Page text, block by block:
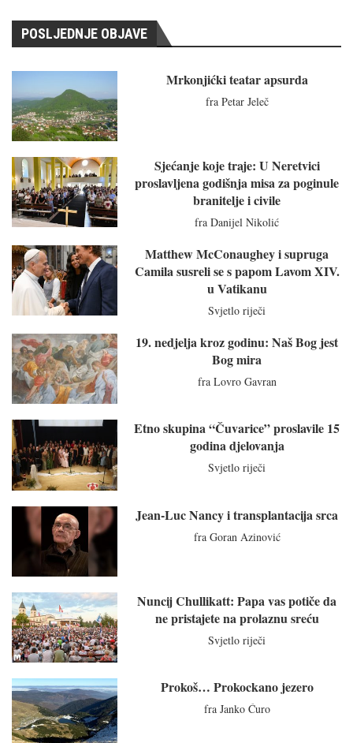
POSLJEDNJE OBJAVE
Mrkonjićki teatar apsurda
fra Petar Jeleč
Sjećanje koje traje: U Neretvici
proslavljena godišnja misa za poginule
branitelje i civile
fra Danijel Nikolić
Matthew McConaughey i supruga
Camila susreli se s papom Lavom XIV.
u Vatikanu
Svjetlo riječi
19. nedjelja kroz godinu: Naš Bog jest
Bog mira
fra Lovro Gavran
Etno skupina “Čuvarice” proslavile 15
godina djelovanja
Svjetlo riječi
Jean-Luc Nancy i transplantacija srca
fra Goran Azinović
Nuncij Chullikatt: Papa vas potiče da
ne pristajete na prolaznu sreću
Svjetlo riječi
Prokoš… Prokockano jezero
fra Janko Ćuro